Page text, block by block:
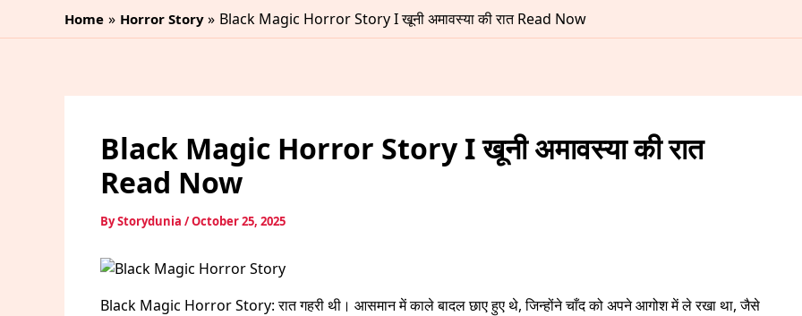
Home Horror Story Black Magic Horror Story I खूनी अमावस्या की रात Read Now
Black Magic Horror Story I खूनी अमावस्या की रात
Read Now
ByStorydunia /October 25, 2025
Black Magic Horror Story: रात गहरी थी। आसमान में काले बादल छाए हुए थे, जिन्होंने चाँद को अपने आगोश में ले रखा था, जैसे